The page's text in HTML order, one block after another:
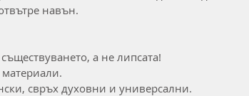
навън.
а не липсата!
свръх духовни и универсални.